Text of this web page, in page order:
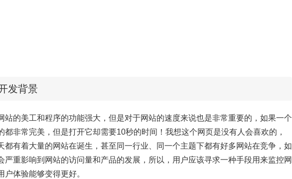
发背景
站的美工和程序的功能强大，但是对于网站的速度来说也是非常重要的，如果一个
都非常完美，但是打开它却需要10秒的时间！我想这个网页是没有人会喜欢的，
都有着大量的网站在诞生，甚至同一行业、同一个主题下都有好多网站在竞争，如
严重影响到网站的访问量和产品的发展，所以，用户应该寻求一种手段用来监控网
体验能够变得更好。